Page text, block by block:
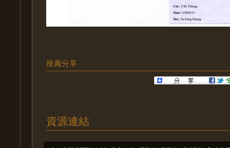
推薦分享
資源連結